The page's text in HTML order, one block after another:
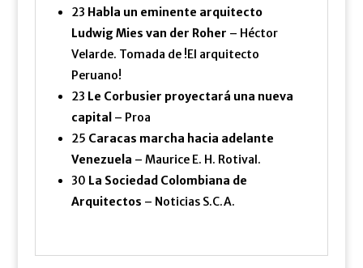
23 Habla un eminente arquitecto
Ludwig Mies van der Roher – Héctor
Velarde. Tomada de !El arquitecto
Peruano!
23 Le Corbusier proyectará una nueva
capital – Proa
25 Caracas marcha hacia adelante
Venezuela – Maurice E. H. Rotival.
30 La Sociedad Colombiana de
Arquitectos – Noticias S.C.A.